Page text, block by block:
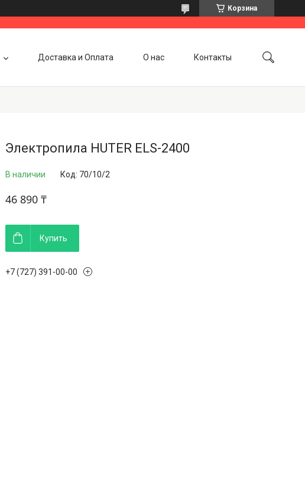
Корзина
Доставка и Оплата О нас Контакты
Электропила HUTER ELS-2400
В наличии Код: 70/10/2
46 890 ₸
Купить
+7 (727) 391-00-00